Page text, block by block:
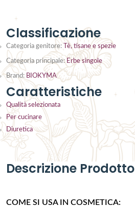
Classificazione
Categoria genitore: Tè, tisane e spezie
Categoria principale: Erbe singole
Brand: BIOKYMA
Caratteristiche
Qualità selezionata
Per cucinare
Diuretica
Descrizione Prodotto
COME SI USA IN COSMETICA: